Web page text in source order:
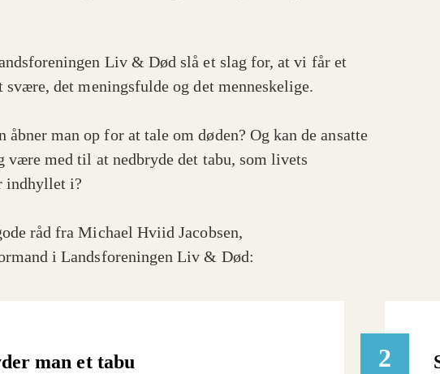
Liv & Død slå et slag for, at vi får et
svære, det meningsfulde og det menneskelige.
åbner man op for at tale om døden? Og kan de ansatte
være med til at nedbryde det tabu, som livets
indhyllet i?
råd fra Michael Hviid Jacobsen,
i Landsforeningen Liv & Død:
man et tabu 2